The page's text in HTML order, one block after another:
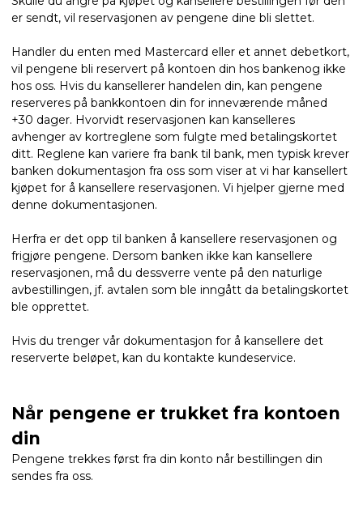
er sendt, vil reservasjonen av pengene dine bli slettet.
Handler du enten med Mastercard eller et annet debetkort,
vil pengene bli reservert på kontoen din hos bankenog ikke
hos oss. Hvis du kansellerer handelen din, kan pengene
reserveres på bankkontoen din for inneværende måned
+30 dager. Hvorvidt reservasjonen kan kanselleres
avhenger av kortreglene som fulgte med betalingskortet
ditt. Reglene kan variere fra bank til bank, men typisk krever
banken dokumentasjon fra oss som viser at vi har kansellert
kjøpet for å kansellere reservasjonen. Vi hjelper gjerne med
denne dokumentasjonen.
Herfra er det opp til banken å kansellere reservasjonen og
frigjøre pengene. Dersom banken ikke kan kansellere
reservasjonen, må du dessverre vente på den naturlige
avbestillingen, jf. avtalen som ble inngått da betalingskortet
ble opprettet.
Hvis du trenger vår dokumentasjon for å kansellere det
reserverte beløpet, kan du kontakte kundeservice.
Når pengene er trukket fra kontoen
din
Pengene trekkes først fra din konto når bestillingen din
sendes fra oss.